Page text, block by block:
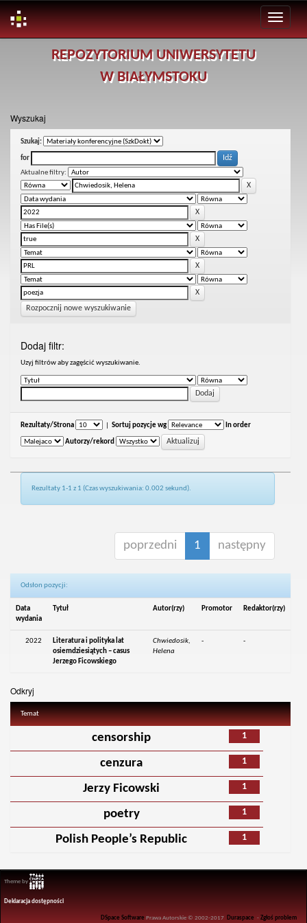
REPOZYTORIUM UNIWERSYTETU
W BIAŁYMSTOKU
Wyszukaj
Szukaj:
for
Aktualne filtry:
Rozpocznij nowe wyszukiwanie
Dodaj filtr:
Uzyj filtrów aby zagęścić wyszukiwanie.
Rezultaty/Strona Sortuj pozycje wg In order
Autorzy/rekord
Rezultaty 1-1 z 1 (Czas wyszukiwania: 0.002 sekund).
poprzedni 1 następny
Odsłon pozycji:
Data
wydania
Tytuł Autor(rzy) Promotor Redaktor(rzy)
2022
Literatura i polityka lat
osiemdziesiątych – casus
Jerzego Ficowskiego
Chwiedosik,
Helena
- -
Odkryj
Temat
1
censorship
1
cenzura
1
Jerzy Ficowski
1
poetry
1
Polish People’s Republic
Theme by
Deklaracja dostępności
DSpace Software Prawa Autorskie © 2002-2017 Duraspace -Zgłoś problem